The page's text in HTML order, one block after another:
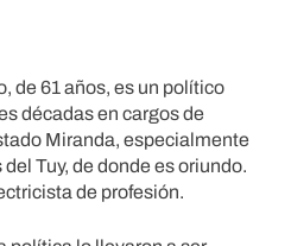
de 61 años, es un político
décadas en cargos de
Miranda, especialmente
Tuy, de donde es oriundo.
de profesión.